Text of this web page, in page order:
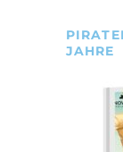
JAHRE